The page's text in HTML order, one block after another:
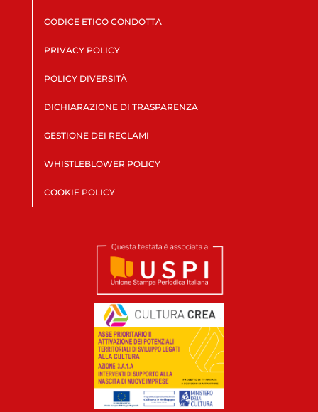
CODICE ETICO CONDOTTA
PRIVACY POLICY
POLICY DIVERSITÀ
DICHIARAZIONE DI TRASPARENZA
GESTIONE DEI RECLAMI
WHISTLEBLOWER POLICY
COOKIE POLICY